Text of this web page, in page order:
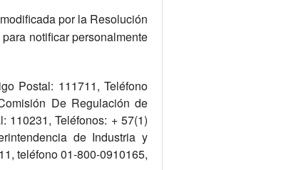
por la Resolución
notificar personalmente
Postal: 111711, Teléfono
De Regulación de
Teléfonos: + 57(1)
de Industria y
teléfono 01-800-0910165,